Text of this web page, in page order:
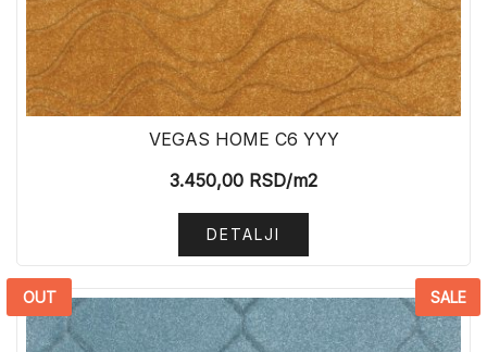
VEGAS HOME C6 YYY
3.450,00 RSD/m2
DETALJI
OUT SALE